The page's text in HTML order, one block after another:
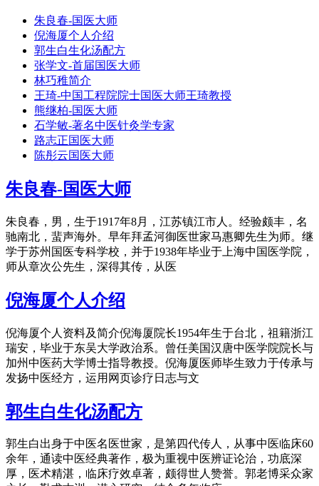
朱良春-国医大师
倪海厦个人介绍
郭生白生化汤配方
张学文-首届国医大师
林巧稚简介
王琦-中国工程院院士国医大师王琦教授
熊继柏-国医大师
石学敏-著名中医针灸学专家
路志正国医大师
陈彤云国医大师
朱良春-国医大师
朱良春，男，生于1917年8月，江苏镇江市人。经验颇丰，名
驰南北，蜚声海外。早年拜孟河御医世家马惠卿先生为师。继
学于苏州国医专科学校，并于1938年毕业于上海中国医学院，
师从章次公先生，深得其传，从医
倪海厦个人介绍
倪海厦个人资料及简介倪海厦院长1954年生于台北，祖籍浙江
瑞安，毕业于东吴大学政治系。曾任美国汉唐中医学院院长与
加州中医药大学博士指导教授。倪海厦医师毕生致力于传承与
发扬中医经方，运用网页诊疗日志与文
郭生白生化汤配方
郭生白出身于中医名医世家，是第四代传人，从事中医临床60
余年，通读中医经典著作，极为重视中医辨证论治，功底深
厚，医术精湛，临床疗效卓著，颇得世人赞誉。郭老博采众家